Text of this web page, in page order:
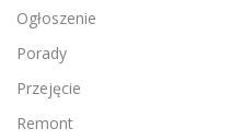
Ogłoszenie
Porady
Przejęcie
Remont